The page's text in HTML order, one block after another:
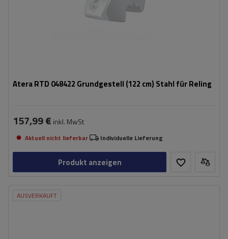
Atera RTD 048422 Grundgestell (122 cm) Stahl für Reling
157,99 € inkl. MwSt
Aktuell nicht lieferbar Individuelle Lieferung
Produkt anzeigen
AUSVERKAUFT